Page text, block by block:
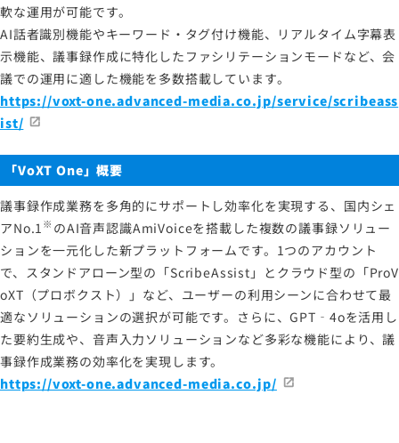
軟な運用が可能です。
AI話者識別機能やキーワード・タグ付け機能、リアルタイム字幕表
示機能、議事録作成に特化したファシリテーションモードなど、会
議での運用に適した機能を多数搭載しています。
https://voxt-one.advanced-media.co.jp/service/scribeass
ist/
「VoXT One」概要
議事録作成業務を多角的にサポートし効率化を実現する、国内シェ
アNo.1 ※ のAI音声認識AmiVoiceを搭載した複数の議事録ソリュー
ションを一元化した新プラットフォームです。1つのアカウント
で、スタンドアローン型の「ScribeAssist」とクラウド型の「ProV
oXT（プロボクスト）」など、ユーザーの利用シーンに合わせて最
適なソリューションの選択が可能です。さらに、GPT‐4oを活用し
た要約生成や、音声入力ソリューションなど多彩な機能により、議
事録作成業務の効率化を実現します。
https://voxt-one.advanced-media.co.jp/